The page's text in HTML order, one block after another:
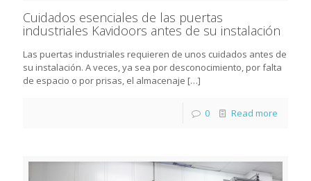
Cuidados esenciales de las puertas
industriales Kavidoors antes de su instalación
Las puertas industriales requieren de unos cuidados antes de
su instalación. A veces, ya sea por desconocimiento, por falta
de espacio o por prisas, el almacenaje […]
0 Read more